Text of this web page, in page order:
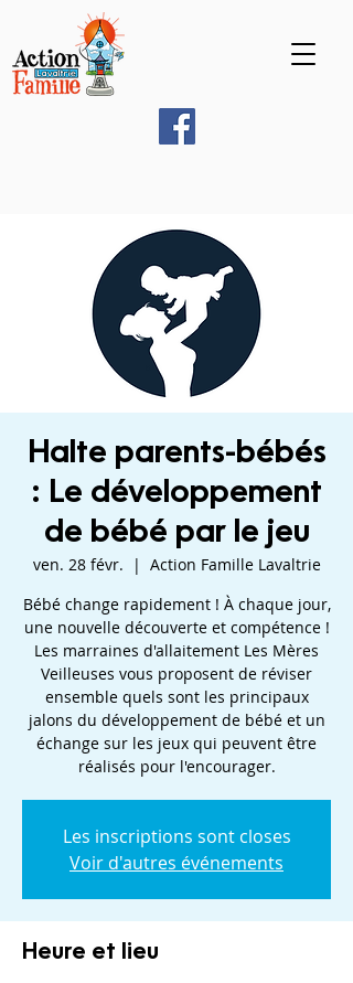
Halte parents-bébés
: Le développement
de bébé par le jeu
ven. 28 févr.
  |
Action Famille Lavaltrie
Bébé change rapidement ! À chaque jour,
une nouvelle découverte et compétence !
Les marraines d'allaitement Les Mères
Veilleuses vous proposent de réviser
ensemble quels sont les principaux
jalons du développement de bébé et un
échange sur les jeux qui peuvent être
réalisés pour l'encourager.
Les inscriptions sont closes
Voir d'autres événements
Heure et lieu